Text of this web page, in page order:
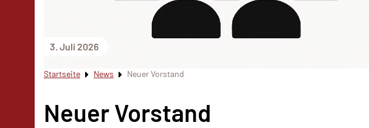
3. Juli 2026
Startseite News Neuer Vorstand
Neuer Vorstand